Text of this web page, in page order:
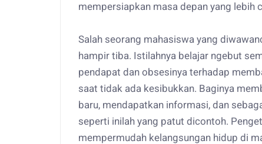
mempersiapkan masa depan yang lebih
Salah seorang mahasiswa yang
hampir tiba. Istilahnya belajar ngebut
pendapat dan obsesinya terhadap
saat tidak ada kesibukkan. Baginya
baru, mendapatkan informasi, dan
seperti inilah yang patut dicontoh.
mempermudah kelangsungan hidup di